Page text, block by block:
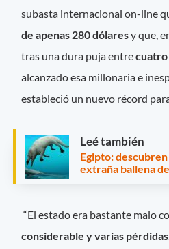
subasta internacional on-line
de apenas 280 dólaresy que,
tras una dura puja entre
alcanzado esa millonaria e
estableció un nuevo récord
Leé también
Egipto:
extraña ballena
“El estado era bastante malo
considerable y varias pérdidas